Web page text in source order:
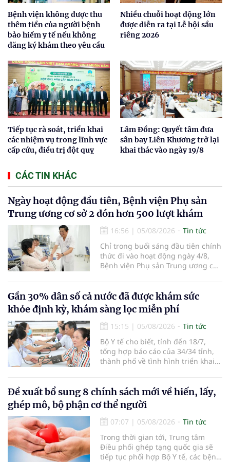
Bệnh viện không được thu
thêm tiền của người bệnh
bảo hiểm y tế nếu không
đăng ký khám theo yêu cầu
Nhiều chuỗi hoạt động lớn
được diễn ra tại Lễ hội sầu
riêng 2026
Tiếp tục rà soát, triển khai
các nhiệm vụ trong lĩnh vực
cấp cứu, điều trị đột quỵ
Lâm Đồng: Quyết tâm đưa
sân bay Liên Khương trở lại
khai thác vào ngày 19/8
CÁC TIN KHÁC
Ngày hoạt động đầu tiên, Bệnh viện Phụ sản
Trung ương cơ sở 2 đón hơn 500 lượt khám
16:56 | 05/08/2026
Tin tức
Chỉ trong buổi sáng đầu tiên chính
thức đi vào hoạt động ngày 4/8,
Bệnh viện Phụ sản Trung ương cơ
em bé đầu tiên chào đời.
Gần 30% dân số cả nước đã được khám sức
khỏe định kỳ, khám sàng lọc miễn phí
15:15 | 05/08/2026
Tin tức
Bộ Y tế cho biết, tính đến 18/7,
tổng hợp báo cáo của 34/34 tỉnh,
thành phố về tình hình triển khai
nhận 32.286.360 người, chiếm gần
30% dân số cả nước đã được khám
sức khỏe định kỳ năm nay.
Đề xuất bổ sung 8 chính sách mới về hiến, lấy,
ghép mô, bộ phận cơ thể người
07:07 | 05/08/2026
Tin tức
Trong thời gian tới, Trung tâm
Điều phối ghép tạng quốc gia sẽ
tiếp tục phối hợp Bộ Y tế, các bệnh